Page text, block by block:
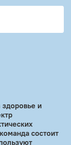
и
состоит